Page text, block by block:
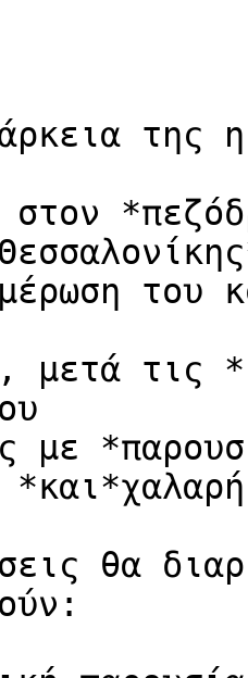
της
στον
του
μετά τις
με
θα